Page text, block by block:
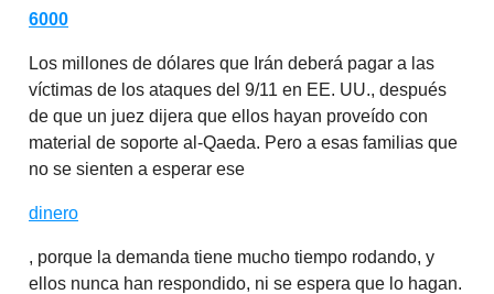
6000
Los millones de dólares que Irán deberá pagar a las
víctimas de los ataques del 9/11 en EE. UU., después
de que un juez dijera que ellos hayan proveído con
material de soporte al-Qaeda. Pero a esas familias que
no se sienten a esperar ese
dinero
, porque la demanda tiene mucho tiempo rodando, y
ellos nunca han respondido, ni se espera que lo hagan.